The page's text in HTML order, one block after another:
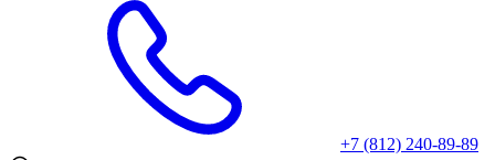
+7 (812) 240-89-89